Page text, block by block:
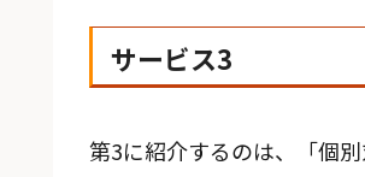
サービス3
第3に紹介するのは、「個